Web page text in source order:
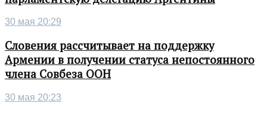
30 мая 20:29
Словения рассчитывает на поддержку
Армении в получении статуса непостоянного
члена Совбеза ООН
30 мая 20:23